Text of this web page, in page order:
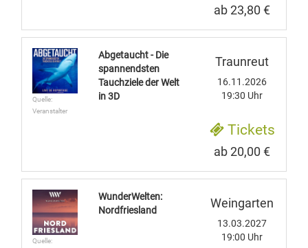
ab 23,80 €
Quelle:
Veranstalter
Abgetaucht - Die
spannendsten
Tauchziele der Welt
in 3D
Traunreut
16.11.2026
19:30 Uhr
Tickets
ab 20,00 €
Quelle:
WunderWelten:
Nordfriesland
Weingarten
13.03.2027
19:00 Uhr